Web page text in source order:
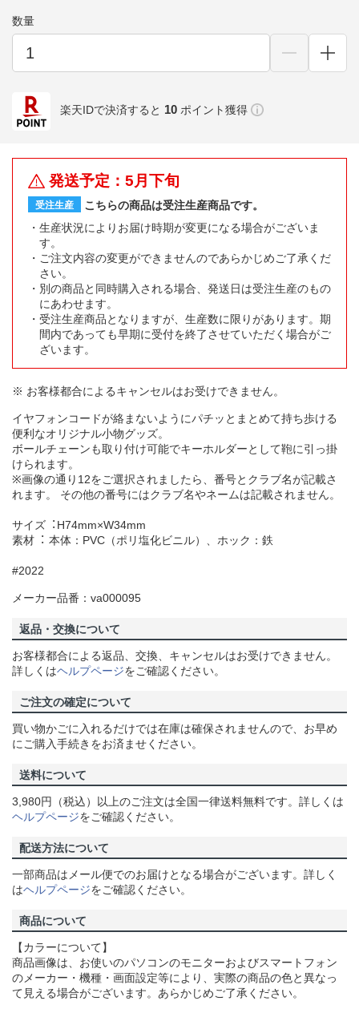
数量
楽天IDで決済すると 10 ポイント獲得
発送予定：5月下旬
受注生産
こちらの商品は受注生産商品です。
生産状況によりお届け時期が変更になる場合がございま
す。
ご注文内容の変更ができませんのであらかじめご了承くだ
さい。
別の商品と同時購入される場合、発送日は受注生産のもの
にあわせます。
受注生産商品となりますが、生産数に限りがあります。期
間内であっても早期に受付を終了させていただく場合がご
ざいます。
※ お客様都合によるキャンセルはお受けできません。
イヤフォンコードが絡まないようにパチッとまとめて持ち歩ける
便利なオリジナル小物グッズ。
ボールチェーンも取り付け可能でキーホルダーとして鞄に引っ掛
けられます。
※画像の通り12をご選択されましたら、番号とクラブ名が記載さ
れます。 その他の番号にはクラブ名やネームは記載されません。
サイズ︓H74mm×W34mm
素材︓ 本体：PVC（ポリ塩化ビニル）、ホック：鉄
#2022
メーカー品番：va000095
返品・交換について
お客様都合による返品、交換、キャンセルはお受けできません。
詳しくはヘルプページをご確認ください。
ご注文の確定について
買い物かごに入れるだけでは在庫は確保されませんので、お早め
にご購入手続きをお済ませください。
送料について
3,980円（税込）以上のご注文は全国一律送料無料です。詳しくは
ヘルプページをご確認ください。
配送方法について
一部商品はメール便でのお届けとなる場合がございます。詳しく
はヘルプページをご確認ください。
商品について
【カラーについて】
商品画像は、お使いのパソコンのモニターおよびスマートフォン
のメーカー・機種・画面設定等により、実際の商品の色と異なっ
て見える場合がございます。あらかじめご了承ください。